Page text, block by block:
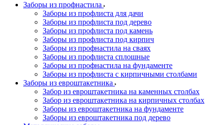
Заборы из профнастила
Заборы из профлиста для дачи
Заборы из профлиста под дерево
Заборы из профлиста под камень
Заборы из профлиста под кирпич
Заборы из профнастила на сваях
Заборы из профлиста сплошные
Заборы из профнастила на фундаменте
Заборы из профлиста с кирпичными столбами
Заборы из евроштакетника
Забор из евроштакетника на каменных столбах
Забор из евроштакетника на кирпичных столбах
Заборы из евроштакетника на фундаменте
Заборы из евроштакетника под дерево